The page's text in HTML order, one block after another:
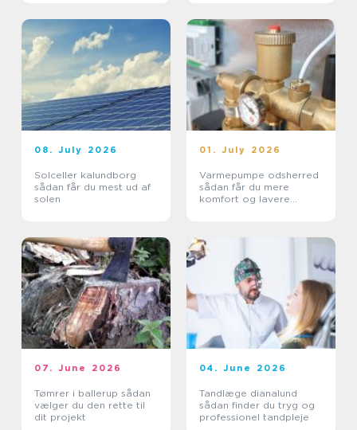
08. July 2026
Solceller kalundborg
sådan får du mest ud af
solen
01. July 2026
Varmepumpe odsherred
sådan får du mere
komfort og lavere
07. June 2026
Tømrer i ballerup sådan
vælger du den rette til
dit projekt
04. June 2026
Tandlæge dianalund
sådan finder du tryg og
professionel tandpleje